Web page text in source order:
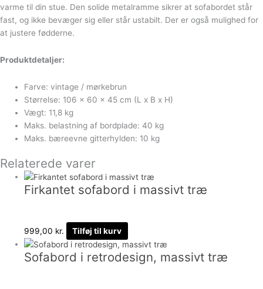
varme til din stue. Den solide metalramme sikrer at sofabordet står
fast, og ikke bevæger sig eller står ustabilt. Der er også mulighed for
at justere fødderne.
Produktdetaljer:
Farve: vintage / mørkebrun
Størrelse: 106 x 60 x 45 cm (L x B x H)
Vægt: 11,8 kg
Maks. belastning af bordplade: 40 kg
Maks. bæreevne gitterhylden: 10 kg
Relaterede varer
Firkantet sofabord i massivt træ
999,00 kr. Tilføj til kurv
Sofabord i retrodesign, massivt træ